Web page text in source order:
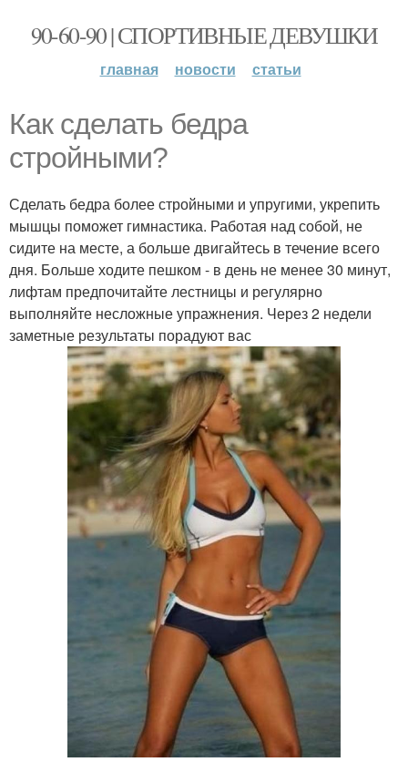
90-60-90 | СПОРТИВНЫЕ ДЕВУШКИ
главная новости статьи
Как сделать бедра
стройными?
Сделать бедра более стройными и упругими, укрепить
мышцы поможет гимнастика. Работая над собой, не
сидите на месте, а больше двигайтесь в течение всего
дня. Больше ходите пешком - в день не менее 30 минут,
лифтам предпочитайте лестницы и регулярно
выполняйте несложные упражнения. Через 2 недели
заметные результаты порадуют вас